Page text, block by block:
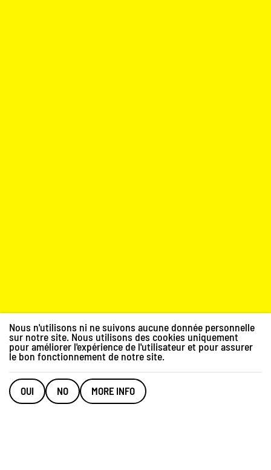
Why a platform for soil
exchange?
Nous n'utilisons ni ne suivons aucune donnée personnelle
sur notre site. Nous utilisons des cookies uniquement
pour améliorer l'expérience de l'utilisateur et pour assurer
le bon fonctionnement de notre site.
OUI NO MORE INFO